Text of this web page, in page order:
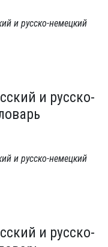
и русско-немецкий
и русско-
и русско-немецкий
и русско-